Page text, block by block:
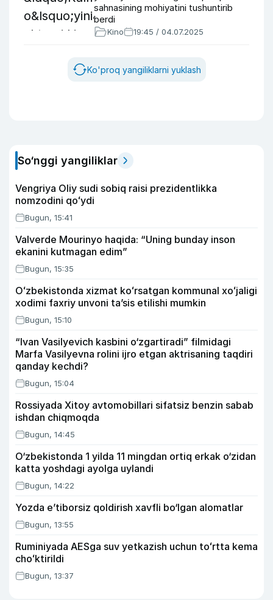
sahnasining mohiyatini tushuntirib
berdi
Kino 19:45 / 04.07.2025
Ko'proq yangiliklarni yuklash
So‘nggi yangiliklar
Vengriya Oliy sudi sobiq raisi prezidentlikka
nomzodini qoʻydi
Bugun, 15:41
Valverde Mourinyo haqida: “Uning bunday inson
ekanini kutmagan edim”
Bugun, 15:35
Oʻzbekistonda xizmat koʻrsatgan kommunal xoʻjaligi
xodimi faxriy unvoni taʼsis etilishi mumkin
Bugun, 15:10
“Ivan Vasilyevich kasbini o‘zgartiradi” filmidagi
Marfa Vasilyevna rolini ijro etgan aktrisaning taqdiri
qanday kechdi?
Bugun, 15:04
Rossiyada Xitoy avtomobillari sifatsiz benzin sabab
ishdan chiqmoqda
Bugun, 14:45
O‘zbekistonda 1 yilda 11 mingdan ortiq erkak o‘zidan
katta yoshdagi ayolga uylandi
Bugun, 14:22
Yozda e’tiborsiz qoldirish xavfli bo‘lgan alomatlar
Bugun, 13:55
Ruminiyada AESga suv yetkazish uchun toʻrtta kema
choʻktirildi
Bugun, 13:37